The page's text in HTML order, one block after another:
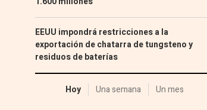
EEUU impondrá restricciones a la
exportación de chatarra de tungsteno y
residuos de baterías
Hoy Una semana Un mes